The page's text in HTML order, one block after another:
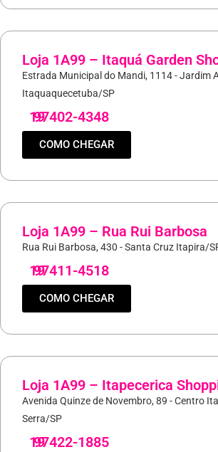
Loja 1A99 – Itaquá Garden
Estrada Municipal do Mandi, 1114 - Jardim
Itaquaquecetuba/SP
19
97402-4348
COMO CHEGAR
Loja 1A99 – Rua Rui Barbosa
Rua Rui Barbosa, 430 - Santa Cruz Itapira/
19
97411-4518
COMO CHEGAR
Loja 1A99 – Itapecerica
Avenida Quinze de Novembro, 89 - Centro
Serra/SP
19
97422-1885